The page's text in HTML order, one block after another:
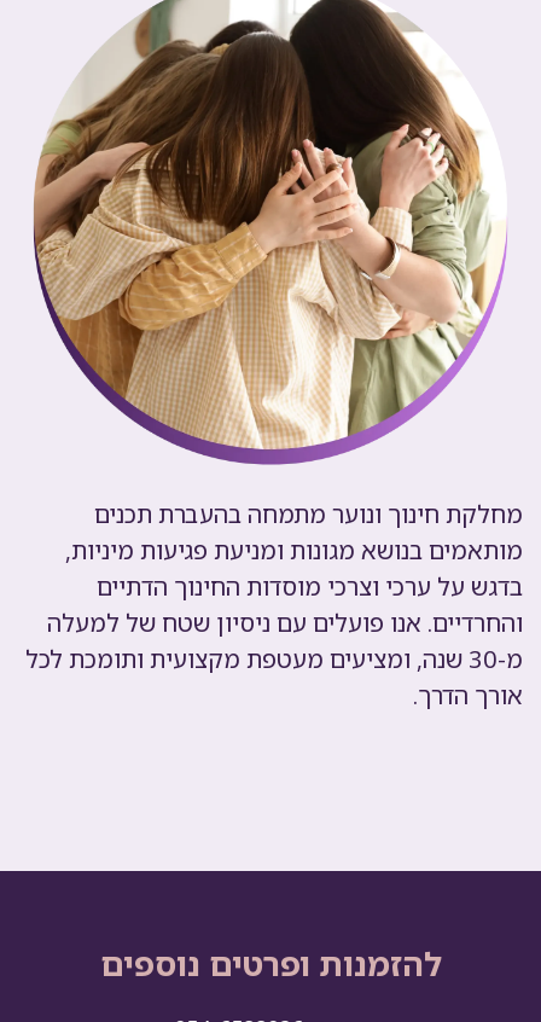
מחלקת חינוך ונוער מתמחה בהעברת תכנים
מותאמים בנושא מגונות ומניעת פגיעות מיניות,
בדגש על ערכי וצרכי מוסדות החינוך הדתיים
והחרדיים. אנו פועלים עם ניסיון שטח של למעלה
מ-30 שנה, ומציעים מעטפת מקצועית ותומכת לכל
אורך הדרך.
להזמנות ופרטים נוספים